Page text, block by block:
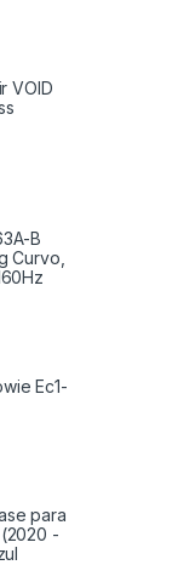
VOID
B
Curvo,
Ec1-
para
-